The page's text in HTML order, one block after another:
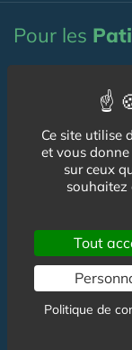
Pour les
Maison de santé
Maison de
Centre de Santé
Pôle de Santé
Maison sport-
Maison de
Centre de Soins
Communauté
Ce site utilise
et vous
sur ceux
souhaitez
Tout
Politique de